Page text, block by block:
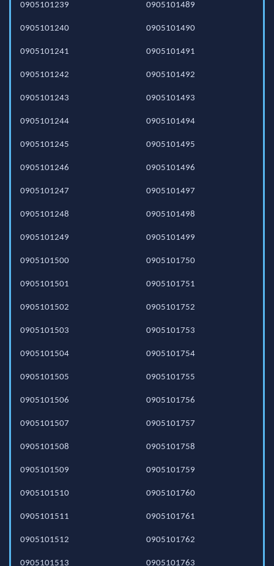
0905101239
0905101240
0905101241
0905101242
0905101243
0905101244
0905101245
0905101246
0905101247
0905101248
0905101249
0905101489
0905101490
0905101491
0905101492
0905101493
0905101494
0905101495
0905101496
0905101497
0905101498
0905101499
0905101500
0905101501
0905101502
0905101503
0905101504
0905101505
0905101506
0905101507
0905101508
0905101509
0905101510
0905101511
0905101512
0905101513
0905101750
0905101751
0905101752
0905101753
0905101754
0905101755
0905101756
0905101757
0905101758
0905101759
0905101760
0905101761
0905101762
0905101763